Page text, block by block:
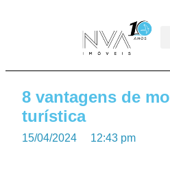
8 vantagens de
turística
15/04/2024 12:43 pm